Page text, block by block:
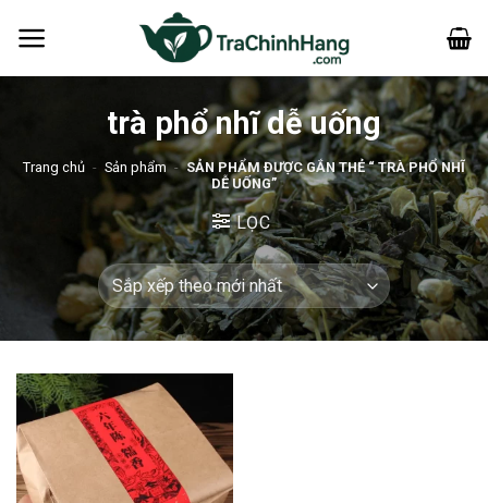
qua
trà phổ nhĩ dễ uống
Trang chủ - Sản phẩm - SẢN PHẨM ĐƯỢC GẮN THẺ “ TRÀ PHỔ NHĨ
DỄ UỐNG”
LỌC